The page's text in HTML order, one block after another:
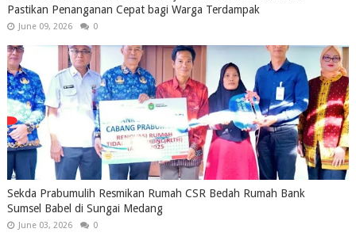
Pastikan Penanganan Cepat bagi Warga Terdampak
June 09, 2026 0
Sekda Prabumulih Resmikan Rumah CSR Bedah Rumah Bank
Sumsel Babel di Sungai Medang
June 03, 2026 0